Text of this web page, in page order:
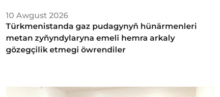
10 Awgust 2026
Türkmenistanda gaz pudagynyň hünärmenleri
metan zyňyndylaryna emeli hemra arkaly
gözegçilik etmegi öwrendiler